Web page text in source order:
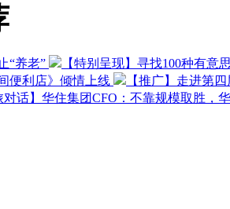
“养老”
【特别呈现】寻找100种有意
便利店》倾情上线
【推广】走进第
对话】华住集团CFO：不靠规模取胜，